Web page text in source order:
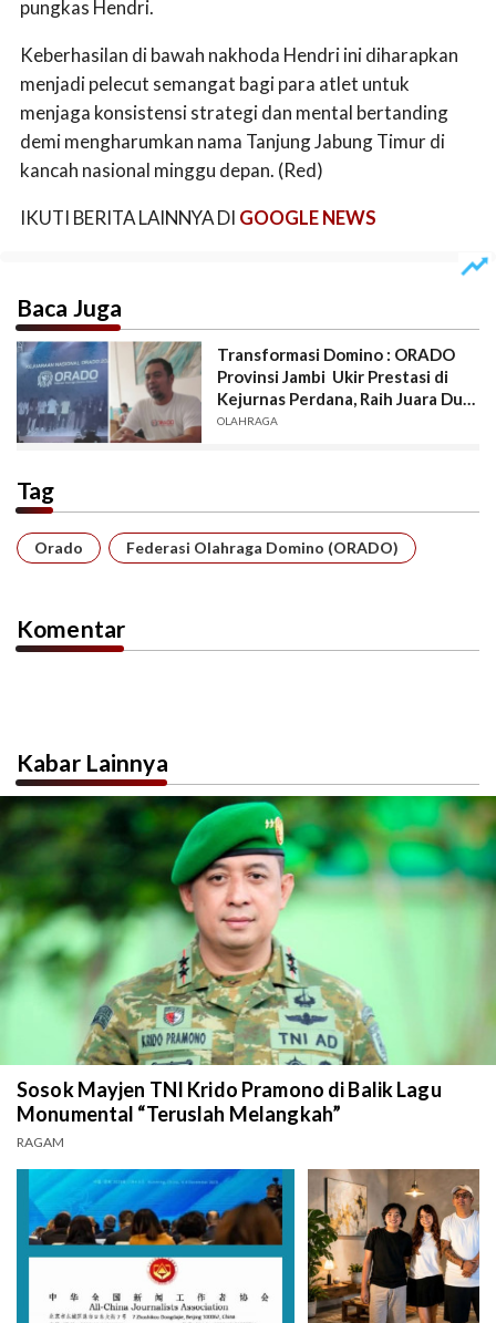
pungkas Hendri.
Keberhasilan di bawah nakhoda Hendri ini diharapkan
menjadi pelecut semangat bagi para atlet untuk
menjaga konsistensi strategi dan mental bertanding
demi mengharumkan nama Tanjung Jabung Timur di
kancah nasional minggu depan. (Red)
IKUTI BERITA LAINNYA DI GOOGLE NEWS
Baca Juga
Transformasi Domino : ORADO
Provinsi Jambi Ukir Prestasi di
Kejurnas Perdana, Raih Juara Dua
Senior.
OLAHRAGA
Tag
Orado Federasi Olahraga Domino (ORADO)
Komentar
Kabar Lainnya
Sosok Mayjen TNI Krido Pramono di Balik Lagu
Monumental “Teruslah Melangkah”
RAGAM